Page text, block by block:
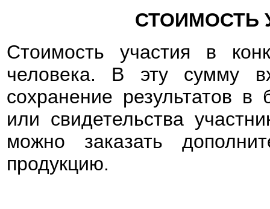
СТОИМОСТЬ
Стоимость участия в
человека. В эту сумму
сохранение результатов
или свидетельства
можно заказать
продукцию.